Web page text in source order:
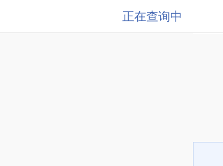
正在查询中